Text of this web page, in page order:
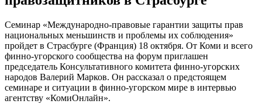
Семинар «Международно-правовые гарантии защиты прав
национальных меньшинств и проблемы их соблюдения»
пройдет в Страсбурге (Франция) 18 октября. От Коми и всего
финно-угорского сообщества на форум приглашен
председатель Консультативного комитета финно-угорских
народов Валерий Марков. Он рассказал о предстоящем
семинаре и ситуации в финно-угорском мире в интервью
агентству «КомиОнлайн».